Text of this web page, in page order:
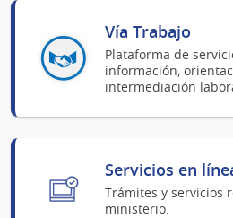
Vía Trabajo
Plataforma de
información,
intermediación
Servicios en
Trámites y servicios
ministerio.